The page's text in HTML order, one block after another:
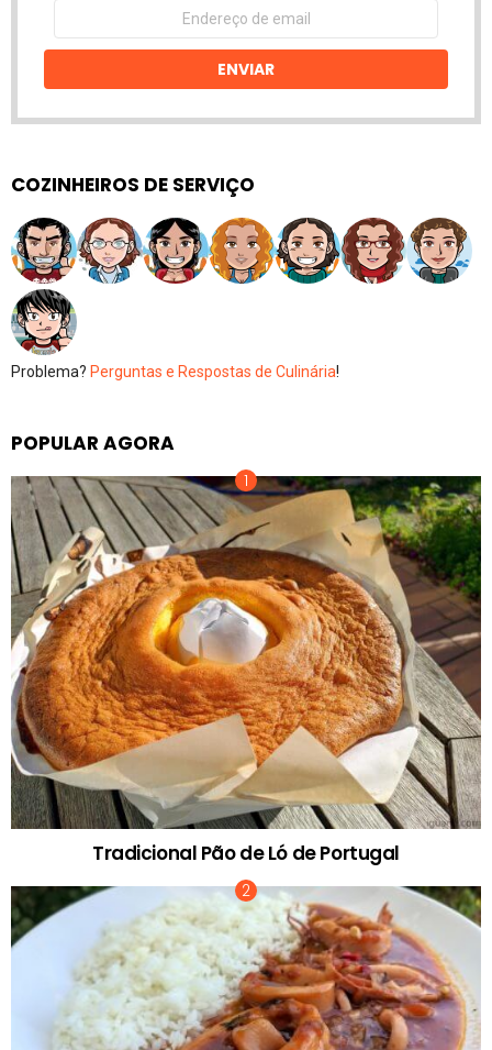
email
ENVIAR
COZINHEIROS DE SERVIÇO
Problema? Perguntas e Respostas de Culinária!
POPULAR AGORA
Tradicional Pão de Ló de Portugal